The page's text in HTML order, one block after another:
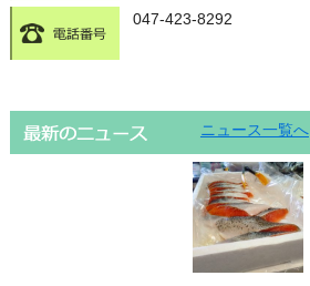
047-423-8292
ニュース一覧へ